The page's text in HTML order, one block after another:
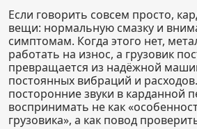
Если говорить совсем просто,
вещи: нормальную смазку и
симптомам. Когда этого нет,
работать на износ, а грузовик
превращается из надёжной
постоянных вибраций и
посторонние звуки в карданной
воспринимать не как
грузовика», а как повод